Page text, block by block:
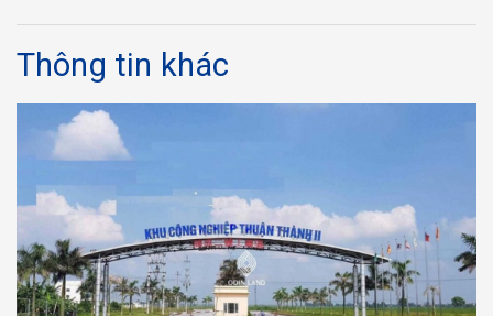
Thông tin khác